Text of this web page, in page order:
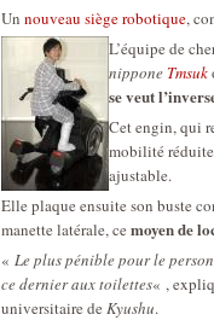
Un nouveau siège robotique,
L’équipe de
nippone Tmsuk
se veut
Cet engin, qui
mobilité réduite
ajustable.
Elle plaque ensuite son buste
manette latérale, ce moyen de
« Le plus pénible pour le
ce dernier aux toilettes« ,
universitaire de Kyushu.